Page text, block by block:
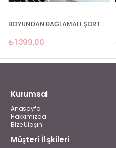
SÜS DÜĞMELİ BRİTLİ GÖMLEK
₺1.349,00
Kurumsal
Anasayfa
Hakkımızda
Bize Ulaşın
Müşteri İlişkileri